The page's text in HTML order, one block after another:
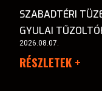
SZABADTÉRI
GYULAI
2026.08.07.
RÉSZLETEK +